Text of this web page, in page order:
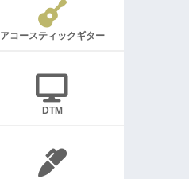
アコースティックギター
DTM